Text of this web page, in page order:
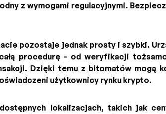
z wymogami regulacyjnymi.
pozostaje jednak prosty i szybki.
procedurę - od weryfikacji
Dzięki temu z bitomatów mogą
użytkownicy rynku krypto.
lokalizacjach, takich jak